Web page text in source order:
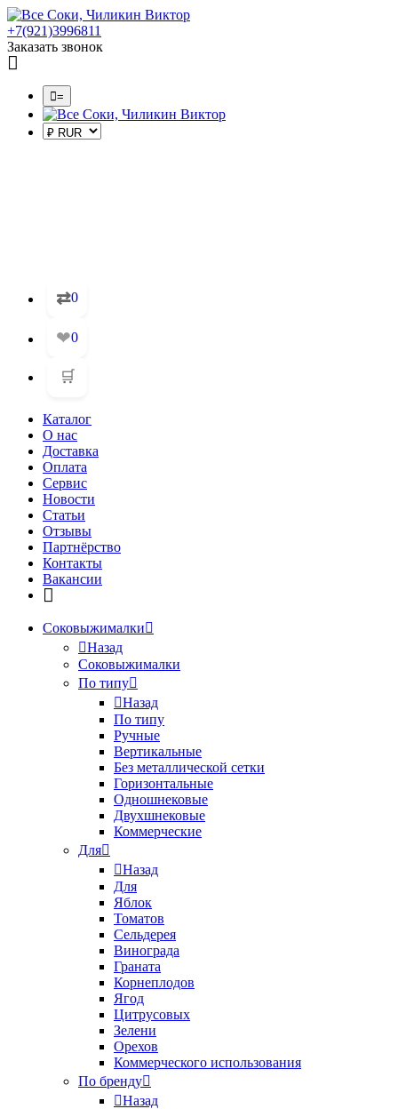
+7(921)3996811
Заказать звонок
=
⇄0
❤0
🛒
Каталог
О нас
Доставка
Оплата
Сервис
Новости
Статьи
Отзывы
Партнёрство
Контакты
Вакансии
Соковыжималки
Назад
Соковыжималки
По типу
Назад
По типу
Ручные
Вертикальные
Без металлической сетки
Горизонтальные
Одношнековые
Двухшнековые
Коммерческие
Для
Назад
Для
Яблок
Томатов
Cельдерея
Винограда
Граната
Корнеплодов
Ягод
Цитрусовых
Зелени
Орехов
Коммерческого использования
По бренду
Назад